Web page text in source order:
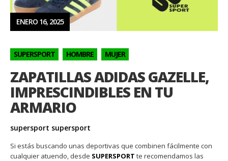
ENERO 16, 2025
SUPERSPORT HOMBRE MUJER
ZAPATILLAS ADIDAS GAZELLE,
IMPRESCINDIBLES EN TU
ARMARIO
supersport supersport
Si estás buscando unas deportivas que combinen fácilmente con
cualquier atuendo, desde SUPERSPORT te recomendamos las